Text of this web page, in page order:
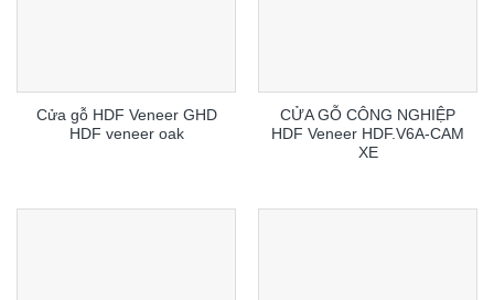
Cửa gỗ HDF Veneer GHD
HDF veneer oak
CỬA GỖ CÔNG NGHIỆP
HDF Veneer HDF.V6A-CAM
XE